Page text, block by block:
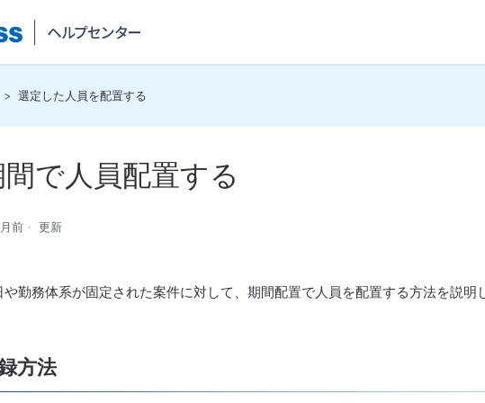
選定した人員を配置する
で人員配置する
前 更新
や勤務体系が固定された案件に対して、期間配置で人員を配置する方法を説明
方法